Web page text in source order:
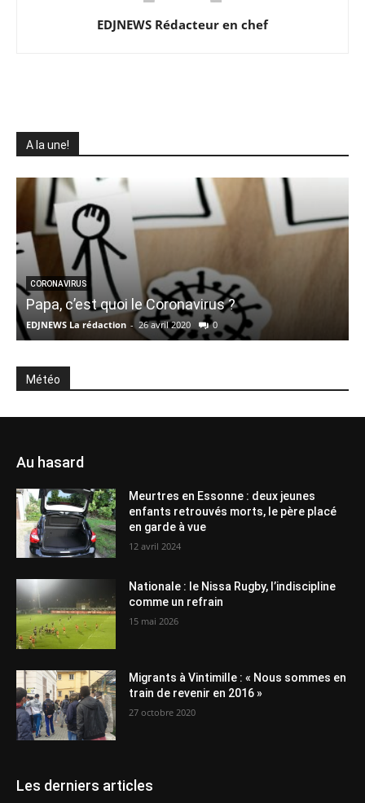
EDJNEWS Rédacteur en chef
A la une!
CORONAVIRUS
Papa, c’est quoi le Coronavirus ?
EDJNEWS La rédaction - 26 avril 2020 0
Météo
Au hasard
Meurtres en Essonne : deux jeunes
enfants retrouvés morts, le père placé
en garde à vue
12 avril 2024
Nationale : le Nissa Rugby, l’indiscipline
comme un refrain
15 mai 2026
Migrants à Vintimille : « Nous sommes en
train de revenir en 2016 »
27 octobre 2020
Les derniers articles